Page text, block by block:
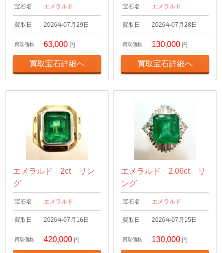
宝石名 エメラルド
買取日 2026年07月29日
買取価格 63,000 円
買取宝石詳細へ
宝石名 エメラルド
買取日 2026年07月28日
買取価格 130,000 円
買取宝石詳細へ
エメラルド 2ct リン
グ
宝石名 エメラルド
買取日 2026年07月16日
買取価格 420,000 円
エメラルド 2.06ct リ
ング
宝石名 エメラルド
買取日 2026年07月15日
買取価格 130,000 円